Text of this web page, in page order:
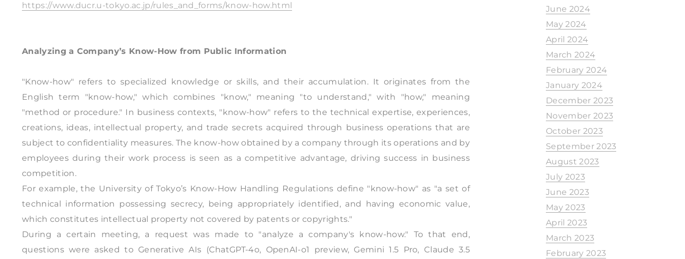
https://www.ducr.u-tokyo.ac.jp/rules_and_forms/know-how.html
Analyzing a Company’s Know-How from Public Information
"Know-how" refers to specialized knowledge or skills, and their accumulation. It originates from the
English term "know-how," which combines "know," meaning "to understand," with "how," meaning
"method or procedure." In business contexts, "know-how" refers to the technical expertise, experiences,
creations, ideas, intellectual property, and trade secrets acquired through business operations that are
subject to confidentiality measures. The know-how obtained by a company through its operations and by
employees during their work process is seen as a competitive advantage, driving success in business
competition.
For example, the University of Tokyo’s Know-How Handling Regulations define "know-how" as "a set of
technical information possessing secrecy, being appropriately identified, and having economic value,
which constitutes intellectual property not covered by patents or copyrights."
During a certain meeting, a request was made to "analyze a company's know-how." To that end,
questions were asked to Generative AIs (ChatGPT-4o, OpenAI-o1 preview, Gemini 1.5 Pro, Claude 3.5
June 2024
May 2024
April 2024
March 2024
February 2024
January 2024
December 2023
November 2023
October 2023
September 2023
August 2023
July 2023
June 2023
May 2023
April 2023
March 2023
February 2023